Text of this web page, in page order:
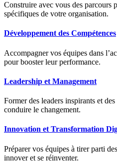
Construire avec vous des parcours
spécifiques de votre organisation.
Développement des Compétences
Accompagner vos équipes dans
pour booster leur performance.
Leadership et Management
Former des leaders inspirants et
conduire le changement.
Innovation et Transformation
Préparer vos équipes à tirer parti
innover et se réinventer.